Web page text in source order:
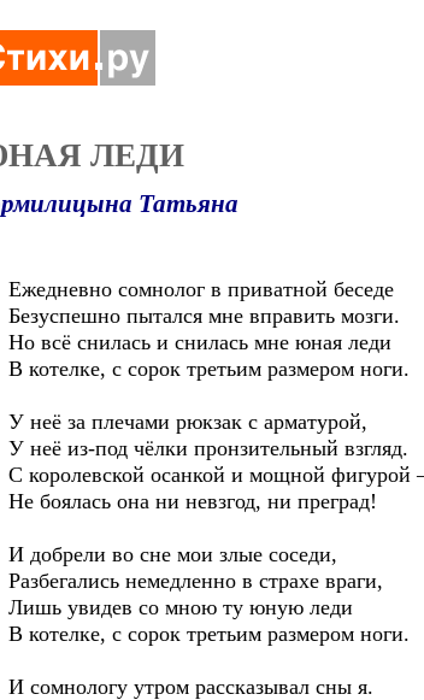
ЛЕДИ
Татьяна
Ежедневно сомнолог в приватной беседе
Безуспешно пытался мне вправить мозги.
Но всё снилась и снилась мне юная леди
В котелке, с сорок третьим размером ноги.
У неё за плечами рюкзак с арматурой,
У неё из-под чёлки пронзительный взгляд.
С королевской осанкой и мощной
Не боялась она ни невзгод, ни преград!
И добрели во сне мои злые соседи,
Разбегались немедленно в страхе враги,
Лишь увидев со мною ту юную леди
В котелке, с сорок третьим размером ноги.
И сомнологу утром рассказывал сны я.